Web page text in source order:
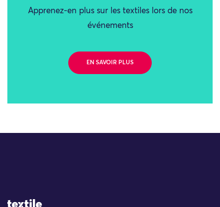
Apprenez-en plus sur les textiles lors de nos
événements
EN SAVOIR PLUS